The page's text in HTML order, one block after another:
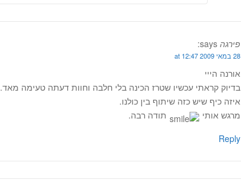
פירגה says:
28 במאי 2009 at 12:47
אורנה הייי
בדיוק קראתי עכשיו שטרז הכינה בלי חלבה וחוות דעתה טעימה מאד.
איזה כיף שיש כזה שיתוף בין כולנו.
מרגש אותי
תודה רבה.
Reply